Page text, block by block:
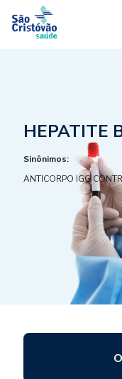
HEPATITE
Sinônimos:
ANTICORPO IGG